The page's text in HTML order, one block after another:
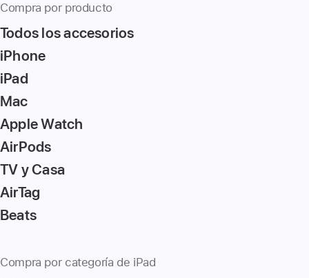
Compra por producto
Todos los accesorios
iPhone
iPad
Mac
Apple Watch
AirPods
TV y Casa
AirTag
Beats
Compra por categoría de iPad